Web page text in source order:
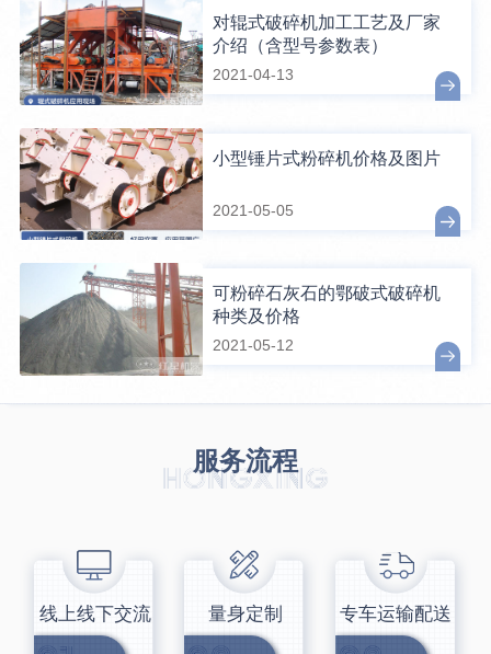
对辊式破碎机加工工艺及厂家
介绍（含型号参数表）
2021-04-13
小型锤片式粉碎机价格及图片
2021-05-05
可粉碎石灰石的鄂破式破碎机
种类及价格
2021-05-12
服务流程
线上线下交流 量身定制 专车运输配送